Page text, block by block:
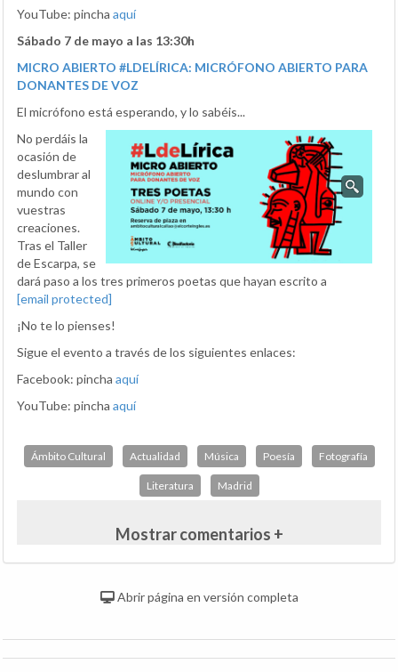
YouTube: pincha aquí
Sábado 7 de mayo a las 13:30h
MICRO ABIERTO #LDELÍRICA: MICRÓFONO ABIERTO PARA
DONANTES DE VOZ
El micrófono está esperando, y lo sabéis...
No perdáis la
ocasión de
deslumbrar al
mundo con
vuestras
creaciones.
Tras el Taller
de Escarpa, se
dará paso a los tres primeros poetas que hayan escrito a
[email protected]
¡No te lo pienses!
Sigue el evento a través de los siguientes enlaces:
Facebook: pincha aquí
YouTube: pincha aquí
Ámbito Cultural Actualidad Música Poesía Fotografía
Literatura Madrid
Mostrar comentarios +
Abrir página en versión completa